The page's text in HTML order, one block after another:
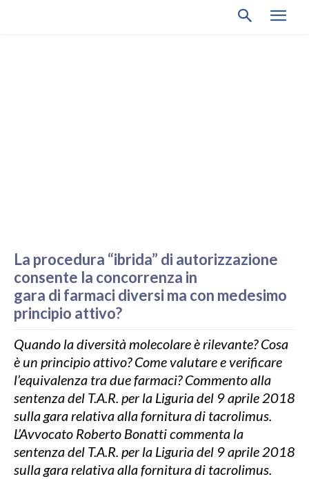
La procedura “ibrida” di autorizzazione
consente la concorrenza in
gara di farmaci diversi ma con medesimo
principio attivo?
Quando la diversità molecolare è rilevante? Cosa
è un principio attivo? Come valutare e verificare
l’equivalenza tra due farmaci? Commento alla
sentenza del T.A.R. per la Liguria del 9 aprile 2018
sulla gara relativa alla fornitura di tacrolimus.
L’Avvocato Roberto Bonatti commenta la
sentenza del T.A.R. per la Liguria del 9 aprile 2018
sulla gara relativa alla fornitura di tacrolimus.